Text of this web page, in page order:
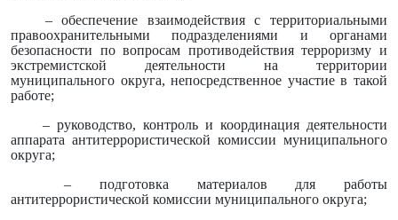
– обеспечение взаимодействия с территориальными
правоохранительными подразделениями и органами
безопасности по вопросам противодействия терроризму и
экстремистской деятельности на территории
муниципального округа, непосредственное участие в такой
работе;
– руководство, контроль и координация деятельности
аппарата антитеррористической комиссии муниципального
округа;
– подготовка материалов для работы
антитеррористической комиссии муниципального округа;